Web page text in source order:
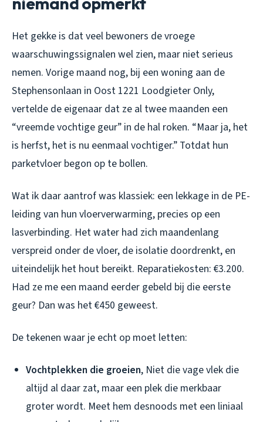
Het gekke is dat veel bewoners de vroege
waarschuwingssignalen wel zien, maar niet serieus
nemen. Vorige maand nog, bij een woning aan de
Stephensonlaan in Oost 1221 Loodgieter Only,
vertelde de eigenaar dat ze al twee maanden een
“vreemde vochtige geur” in de hal roken. “Maar ja, het
is herfst, het is nu eenmaal vochtiger.” Totdat hun
parketvloer begon op te bollen.
Wat ik daar aantrof was klassiek: een lekkage in de PE-
leiding van hun vloerverwarming, precies op een
lasverbinding. Het water had zich maandenlang
verspreid onder de vloer, de isolatie doordrenkt, en
uiteindelijk het hout bereikt. Reparatiekosten: €3.200.
Had ze me een maand eerder gebeld bij die eerste
geur? Dan was het €450 geweest.
De tekenen waar je echt op moet letten:
Vochtplekken die groeien, Niet die vage vlek die
altijd al daar zat, maar een plek die merkbaar
groter wordt. Meet hem desnoods met een liniaal